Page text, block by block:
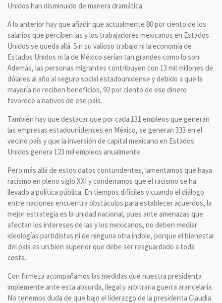
Unidos han disminuido de manera dramática.
A lo anterior hay que añadir que actualmente 80 por ciento de los
salarios que perciben las y los trabajadores mexicanos en Estados
Unidos se queda allá. Sin su valioso trabajo ni la economía de
Estados Unidos ni la de México serían tan grandes como lo son.
Además, las personas migrantes contribuyen con 13 mil millones de
dólares al año al seguro social estadounidense y debido a que la
mayoría no reciben beneficios, 92 por ciento de ese dinero
favorece a nativos de ese país.
También hay que destacar que por cada 131 empleos que generan
las empresas estadounidenses en México, se generan 333 en el
vecino país y que la inversión de capital mexicano en Estados
Unidos genera 123 mil empleos anualmente.
Pero más allá de estos datos contundentes, lamentamos que haya
racismo en pleno siglo XXI y condenamos que el racismo se ha
llevado a política pública. En tiempos difíciles y cuando el diálogo
entre naciones encuentra obstáculos para establecer acuerdos, la
mejor estrategia es la unidad nacional, pues ante amenazas que
afectan los intereses de las y los mexicanos, no deben mediar
ideologías partidistas ni de ninguna otra índole, porque el bienestar
del país es un bien superior que debe ser resguardado a toda
costa.
Con firmeza acompañamos las medidas que nuestra presidenta
implemente ante esta absurda, ilegal y arbitraria guerra arancelaria.
No tenemos duda de que bajo el liderazgo de la presidenta Claudia